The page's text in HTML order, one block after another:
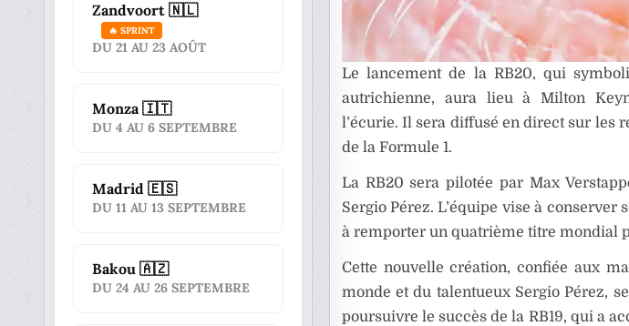
Le lancement de la RB20, qui
autrichienne, aura lieu à Milton
l’écurie. Il sera diffusé en direct sur les
de la Formule 1.
La RB20 sera pilotée par Max
Sergio Pérez. L’équipe vise à
à remporter un quatrième titre mondial
Cette nouvelle création, confiée aux
monde et du talentueux Sergio Pérez,
poursuivre le succès de la RB19, qui a
Zandvoort 🇳🇱
🔥 SPRINT
DU 21 AU 23 AOÛT
Monza 🇮🇹
DU 4 AU 6 SEPTEMBRE
Madrid 🇪🇸
DU 11 AU 13 SEPTEMBRE
Bakou 🇦🇿
DU 24 AU 26 SEPTEMBRE